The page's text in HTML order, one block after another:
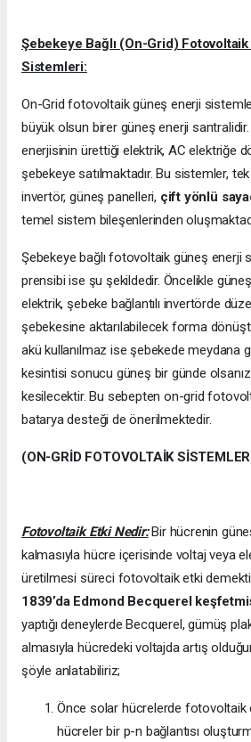
Şebekeye Bağlı (On-Grid)
Sistemleri:
On-Grid fotovoltaik güneş enerji
büyük olsun birer güneş enerji
enerjisinin ürettiği elektrik, AC elektriğe
şebekeye satılmaktadır. Bu sistemler,
invertör, güneş panelleri, çift yönlü
temel sistem bileşenlerinden
Şebekeye bağlı fotovoltaik güneş enerji
prensibi ise şu şekildedir. Öncelikle
elektrik, şebeke bağlantılı invertörde
şebekesine aktarılabilecek forma
akü kullanılmaz ise şebekede meydana
kesintisi sonucu güneş bir günde
kesilecektir. Bu sebepten on-grid
batarya desteği de önerilmektedir.
(ON-GRİD FOTOVOLTAİK
Fotovoltaik Etki Nedir:Bir hücrenin
kalmasıyla hücre içerisinde voltaj veya
üretilmesi süreci fotovoltaik etki
1839’da Edmond Becquerel
yaptığı deneylerde Becquerel, gümüş
almasıyla hücredeki voltajda artış
şöyle anlatabiliriz;
Önce solar hücrelerde fotovoltaik
hücreler bir p-n bağlantısı